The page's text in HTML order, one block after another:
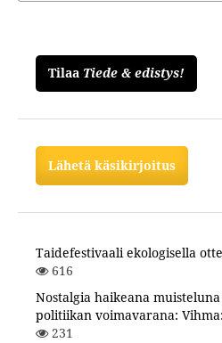
Tilaa Tiede & edistys!
Lähetä käsikirjoitus
Taidefestivaali ekologisella
616
Nostalgia haikeana
politiikan voimavarana:
231